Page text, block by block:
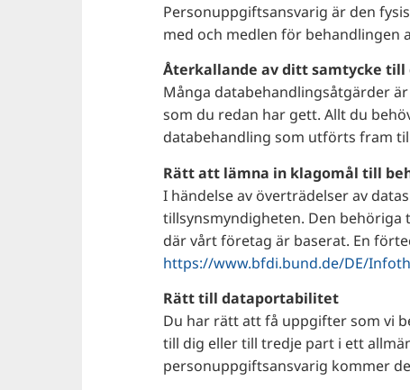
Personuppgiftsansvarig är den
med och medlen för behandlingen
Återkallande av ditt samtycke till
Många databehandlingsåtgärder
som du redan har gett. Allt du
databehandling som utförts fram
Rätt att lämna in klagomål till
I händelse av överträdelser av
tillsynsmyndigheten. Den
där vårt företag är baserat. En
https://www.bfdi.bund.de/DE/
Rätt till dataportabilitet
Du har rätt att få uppgifter som vi
till dig eller till tredje part i ett
personuppgiftsansvarig kommer